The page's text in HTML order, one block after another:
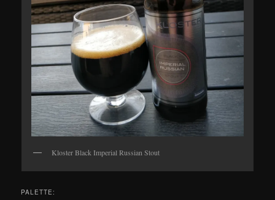
Kloster Black Imperial Russian Stout
PALETTE: